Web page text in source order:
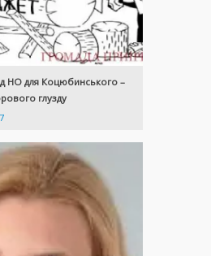
НО для Коцюбинського –
глузду